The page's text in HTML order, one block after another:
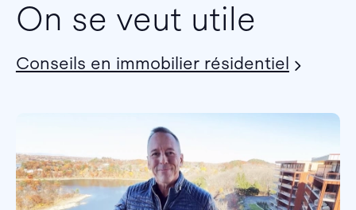
On se veut utile
Conseils en immobilier résidentiel